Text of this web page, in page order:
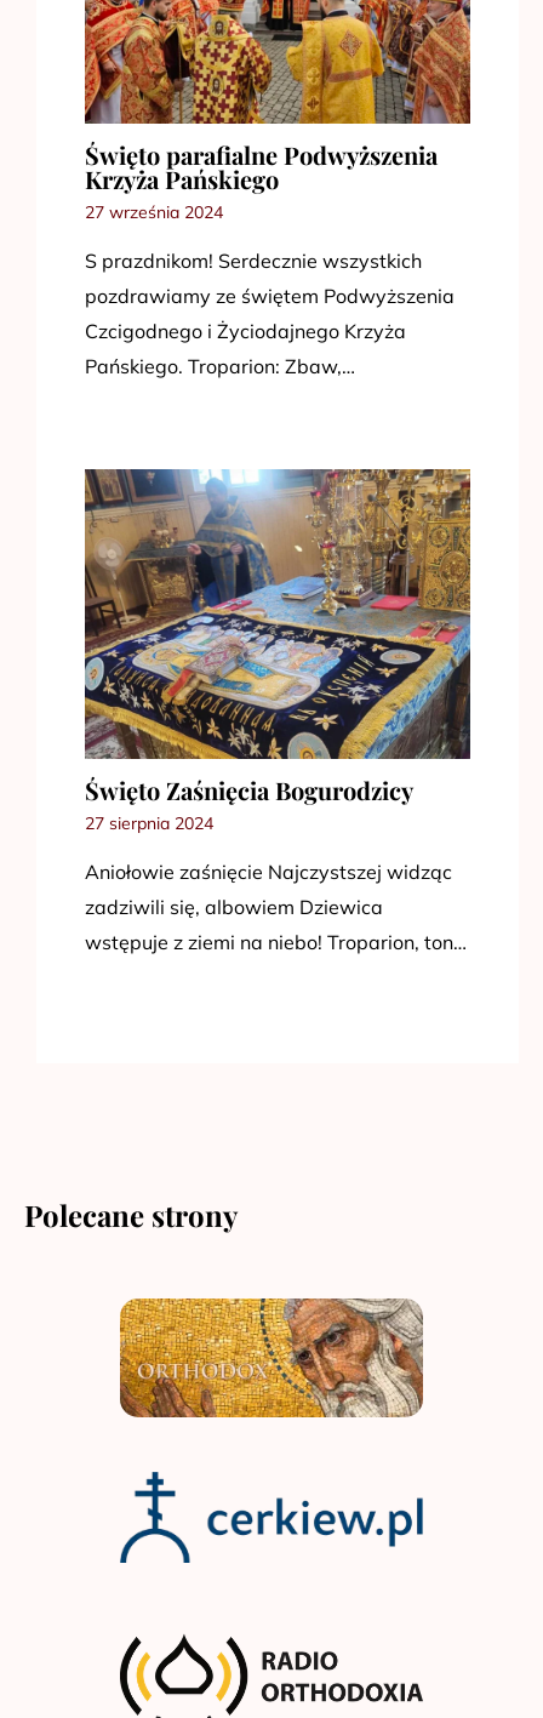
Święto parafialne Podwyższenia
Krzyża Pańskiego
27 września 2024
S prazdnikom! Serdecznie wszystkich
pozdrawiamy ze świętem Podwyższenia
Czcigodnego i Życiodajnego Krzyża
Pańskiego. Troparion: Zbaw,…
Święto Zaśnięcia Bogurodzicy
27 sierpnia 2024
Aniołowie zaśnięcie Najczystszej widząc
zadziwili się, albowiem Dziewica
wstępuje z ziemi na niebo! Troparion, ton…
Polecane strony